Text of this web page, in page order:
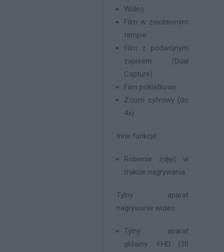
Wideo
Film w zwolnionym
tempie
Film z podwójnym
zapisem (Dual
Capture)
Film poklatkowy
Zoom cyfrowy (do
4x)
Inne funkcje:
Robienie zdjęć w
trakcie nagrywania
Tylny aparat
nagrywanie wideo:
Tylny aparat
główny: FHD (30